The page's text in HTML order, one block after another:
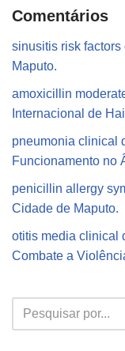
Comentários
sinusitis risk factors
Maputo.
amoxicillin
Internacional de
pneumonia clinical
Funcionamento no
penicillin allergy
Cidade de Maputo.
otitis media clinical
Combate a